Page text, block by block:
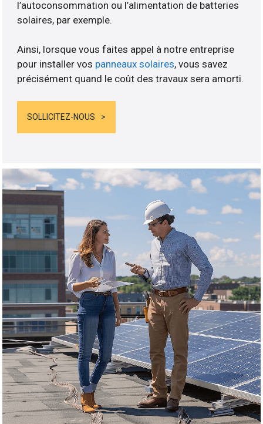
l’autoconsommation ou l’alimentation de batteries
solaires, par exemple.
Ainsi, lorsque vous faites appel à notre entreprise
pour installer vos panneaux solaires, vous savez
précisément quand le coût des travaux sera amorti.
SOLLICITEZ-NOUS